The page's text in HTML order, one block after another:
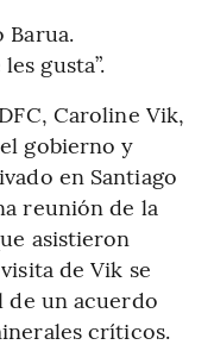
Barua.
gusta”.
Caroline Vik,
gobierno y
en Santiago
reunión de la
asistieron
de Vik se
de un acuerdo
críticos.